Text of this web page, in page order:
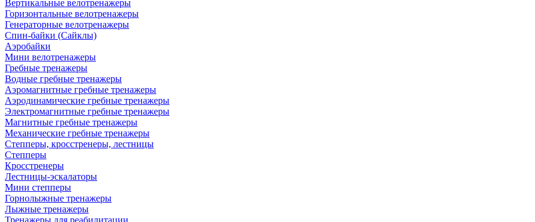
Вертикальные велотренажеры
Горизонтальные велотренажеры
Генераторные велотренажеры
Спин-байки (Сайклы)
Аэробайки
Мини велотренажеры
Гребные тренажеры
Водные гребные тренажеры
Аэромагнитные гребные тренажеры
Аэродинамические гребные тренажеры
Электромагнитные гребные тренажеры
Магнитные гребные тренажеры
Механические гребные тренажеры
Степперы, кросстренеры, лестницы
Степперы
Кросстренеры
Лестницы-эскалаторы
Мини степперы
Горнолыжные тренажеры
Лыжные тренажеры
Тренажеры для реабилитации